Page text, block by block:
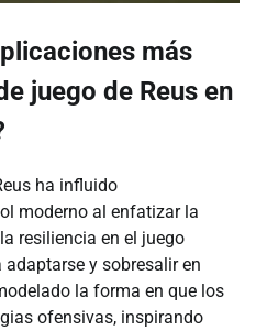
más
juego de Reus en
ha influido
moderno al enfatizar la
resiliencia en el juego
y sobresalir en
la forma en que los
ofensivas, inspirando